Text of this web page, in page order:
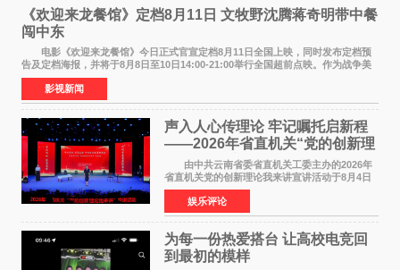
《欢迎来龙餐馆》定档8月11日 文牧野沈腾蒋奇明带中餐
闯中东
电影《欢迎来龙餐馆》今日正式官宣定档8月11日全国上映，同时发布定档预
告及定档海报，并将于8月8日至10日14:00-21:00举行全国超前点映。作为战争美
食大片，影片讲述的是中国厨师徐福（沈腾
影视新闻
声入人心传理论 牢记嘱托启新程
——2026年省直机关“党的创新理
论我来讲”宣讲活动圆满落幕
由中共云南省委省直机关工委主办的2026年
省直机关党的创新理论我来讲宣讲活动于8月4日
至5日在昆明举办。活动以 "牢记嘱托 感恩奋进
开创云南发展新局面 "为主题，坚持以新时代中国
特色社会主义
娱乐评论
为每一份热爱搭台 让高校电竞回
到最初的模样